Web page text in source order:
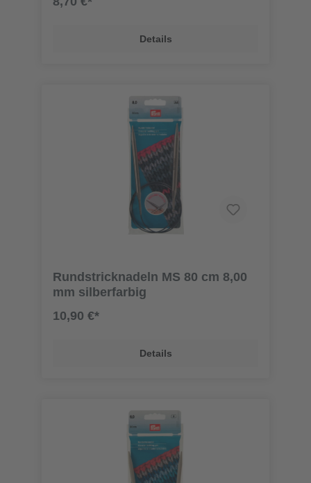
Details
Rundstricknadeln MS 80 cm 8,00
mm silberfarbig
10,90 €*
Details